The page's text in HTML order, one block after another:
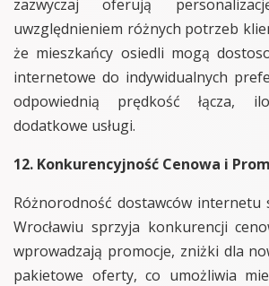
zazwyczaj oferują
uwzględnieniem różnych potrzeb
że mieszkańcy osiedli mogą
internetowe do indywidualnych
odpowiednią prędkość łącza,
dodatkowe usługi.
12. Konkurencyjność Cenowa i
Różnorodność dostawców internetu
Wrocławiu sprzyja konkurencji
wprowadzają promocje, zniżki dla
pakietowe oferty, co umożliwia